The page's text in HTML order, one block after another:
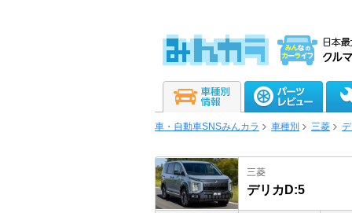
車・自動車SNSみんカラ 車種別 三菱
三菱
デリカD:5